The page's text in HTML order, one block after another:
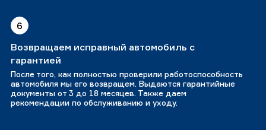
6
Возвращаем исправный автомобиль с
гарантией
После того, как полностью проверили работоспособность
автомобиля мы его возвращем. Выдаются гарантийные
документы от 3 до 18 месяцев. Также даем
рекомендации по обслуживанию и уходу.